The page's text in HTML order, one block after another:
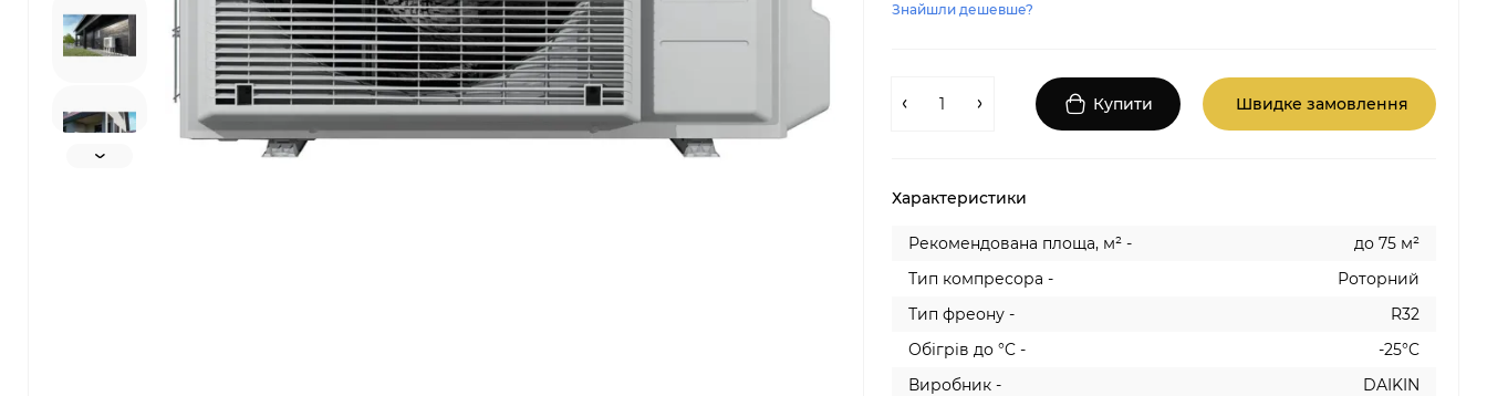
Знайшли дешевше?
Купити Швидке замовлення
Характеристики
Рекомендована площа, м² -
до 75 м²
Тип компресора -
Роторний
Тип фреону -
R32
Обігрів до °C -
-25°C
Виробник -
DAIKIN